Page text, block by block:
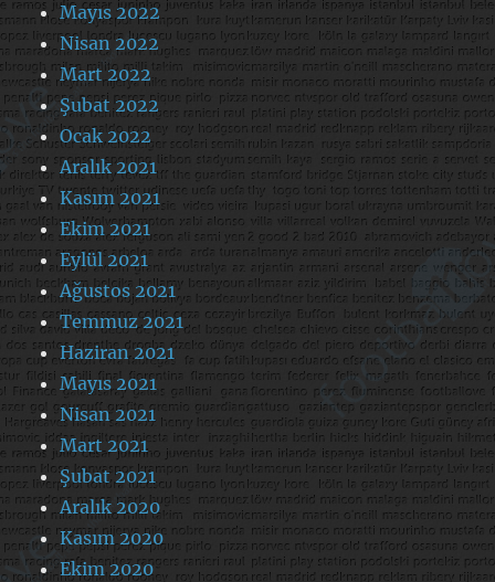
Mayıs 2022
Nisan 2022
Mart 2022
Şubat 2022
Ocak 2022
Aralık 2021
Kasım 2021
Ekim 2021
Eylül 2021
Ağustos 2021
Temmuz 2021
Haziran 2021
Mayıs 2021
Nisan 2021
Mart 2021
Şubat 2021
Aralık 2020
Kasım 2020
Ekim 2020